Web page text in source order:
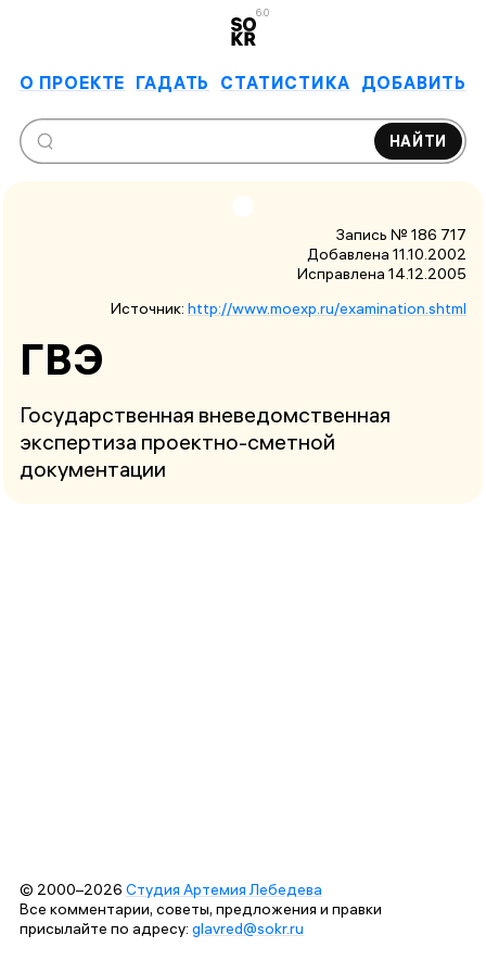
6.0
О ПРОЕКТЕ ГАДАТЬ СТАТИСТИКА ДОБАВИТЬ
НАЙТИ
Запись № 186 717
Добавлена 11.10.2002
Исправлена 14.12.2005
Источник: http://www.moexp.ru/examination.shtml
ГВЭ
Государственная вневедомственная
экспертиза проектно-сметной
документации
© 2000–2026 Студия Артемия Лебедева
Все комментарии, советы, предложения и правки
присылайте по адресу: glavred@sokr.ru